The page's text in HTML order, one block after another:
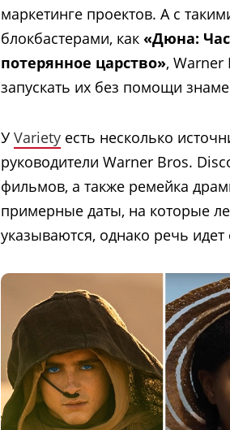
маркетинге проектов. А с
блокбастерами, как «Дюна:
потерянное царство»,
запускать их без помощи
У Variety есть несколько
руководители Warner Bros.
фильмов, а также ремейка
примерные даты, на которые
указываются, однако речь идет